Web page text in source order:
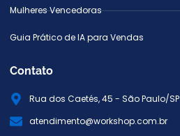
Mulheres Vencedoras
Guia Prático de IA para Vendas
Contato
Rua dos Caetés, 45 - São Paulo/SP
atendimento@workshop.com.br